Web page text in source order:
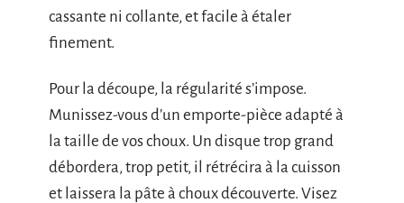
cassante ni collante, et facile à étaler
finement.
Pour la découpe, la régularité s’impose.
Munissez-vous d’un emporte-pièce adapté à
la taille de vos choux. Un disque trop grand
débordera, trop petit, il rétrécira à la cuisson
et laissera la pâte à choux découverte. Visez